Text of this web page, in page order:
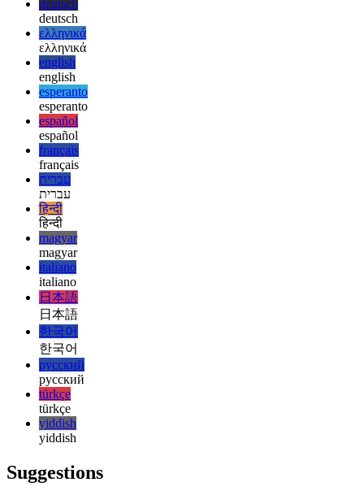
afrikaans
afrikaans
العربية
العربية
deutsch
deutsch
ελληνικά
ελληνικά
english
english
esperanto
esperanto
español
español
français
français
עברית
עברית
हिन्दी
हिन्दी
magyar
magyar
italiano
italiano
日本語
日本語
한국어
한국어
русский
русский
türkçe